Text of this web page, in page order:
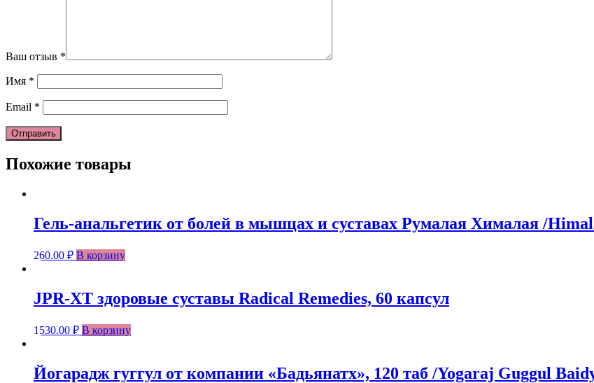
Ваш отзыв *
Имя *
Email *
Похожие товары
Гель-анальгетик от болей в мышцах и суставах Румалая Хималая /
260.00 ₽ В корзину
JPR-XT здоровые суставы Radical Remedies, 60 капсул
1530.00 ₽ В корзину
Йогарадж гуггул от компании «Бадьянатх», 120 таб /Yogaraj Guggul